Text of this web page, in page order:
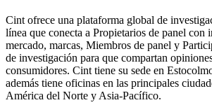
Cint ofrece una plataforma global de
línea que conecta a Propietarios de panel con
mercado, marcas, Miembros de panel y
de investigación para que compartan
consumidores. Cint tiene su sede en
además tiene oficinas en las principales
América del Norte y Asia-Pacífico.